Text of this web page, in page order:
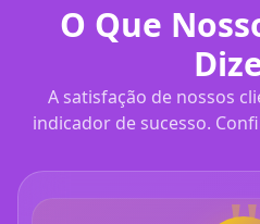
O Que
A satisfação de nossos
indicador de sucesso.